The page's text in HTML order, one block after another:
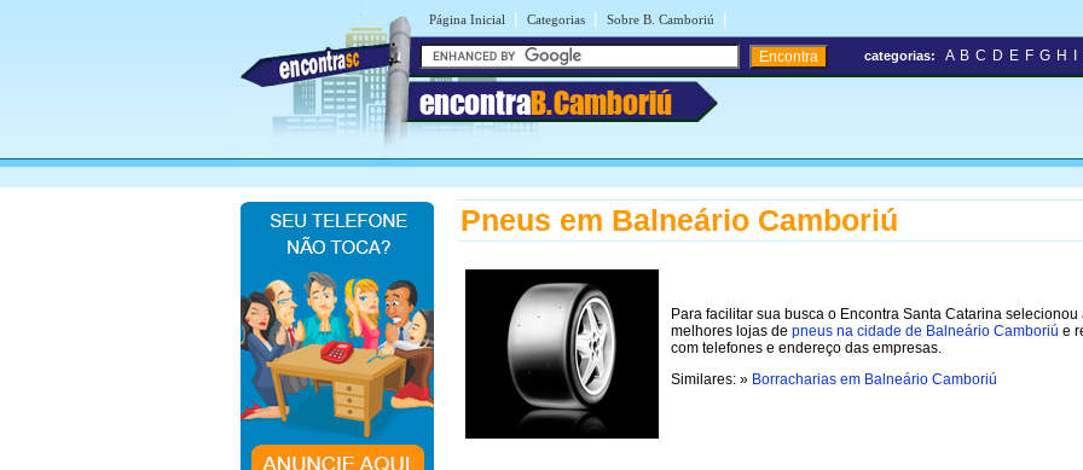
Página Inicial | Categorias | Sobre B. Camboriú |
encontraB.Camboriú
categorias: A B C D E F G H
Pneus em Balneário Camboriú
Para facilitar sua busca o Encontra Santa Catarina selecionou
melhores lojas de pneus na cidade de Balneário Camboriú e
com telefones e endereço das empresas.
Similares: » Borracharias em Balneário Camboriú